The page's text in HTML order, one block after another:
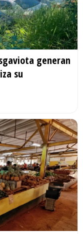
generan
su